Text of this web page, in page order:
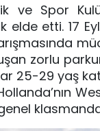
ve Spor
elde etti. 17
zorlu
25-29 yaş